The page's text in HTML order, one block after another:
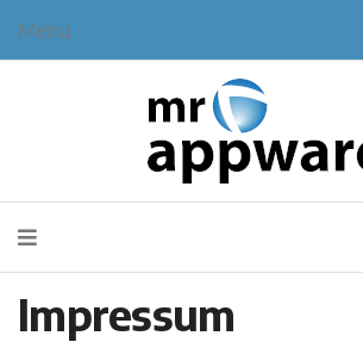
Menü
Mr.AppWare
Impressum